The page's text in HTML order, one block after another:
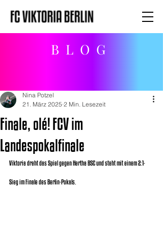
BLOG
Finale, olé! FCV im
Landespokalfinale
Nina Potzel
21. März 2025 2 Min. Lesezeit
Viktoria dreht das Spiel gegen Hertha BSC und steht mit einem 2:1-
Sieg im Finale des Berlin-Pokals.